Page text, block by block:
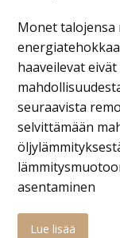
Monet
haaveilevat
seuraavista
selvittämään
asentaminen
Lue lisää